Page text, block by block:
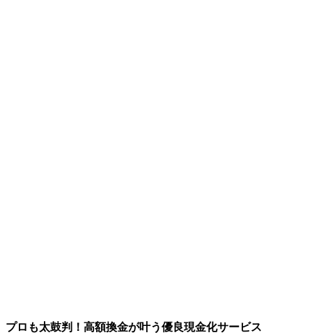
プロも太鼓判！高額換金が叶う優良現金化サービス